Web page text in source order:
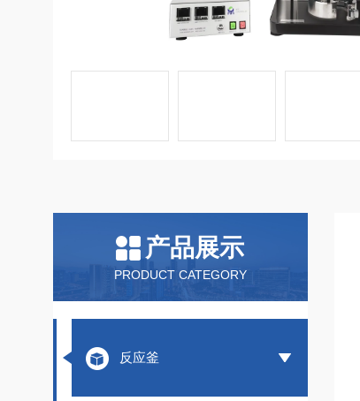
产品展示
PRODUCT CATEGORY
反应釜